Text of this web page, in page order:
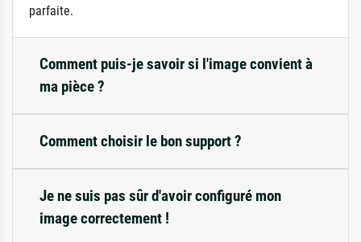
parfaite.
Comment puis-je savoir si l'image convient à
ma pièce ?
Comment choisir le bon support ?
Je ne suis pas sûr d'avoir configuré mon
image correctement !